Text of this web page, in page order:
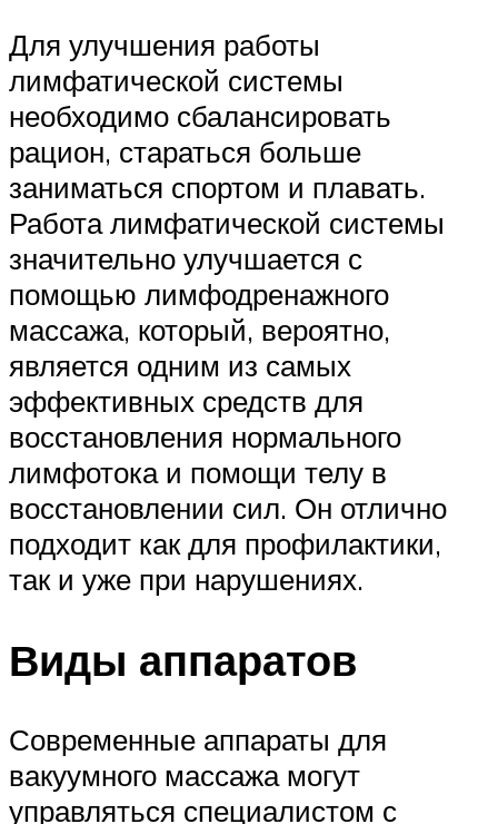
Для улучшения работы
лимфатической системы
необходимо сбалансировать
рацион, стараться больше
заниматься спортом и плавать.
Работа лимфатической системы
значительно улучшается с
помощью лимфодренажного
массажа, который, вероятно,
является одним из самых
эффективных средств для
восстановления нормального
лимфотока и помощи телу в
восстановлении сил. Он отлично
подходит как для профилактики,
так и уже при нарушениях.
Виды аппаратов
Современные аппараты для
вакуумного массажа могут
управляться специалистом с